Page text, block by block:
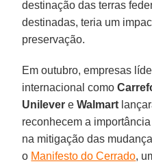
destinação das terras
destinadas, teria um
preservação.
Em outubro, empresas
internacional como
Unilevere Walmart
reconhecem a
na mitigação das
o Manifesto do Cerrado,